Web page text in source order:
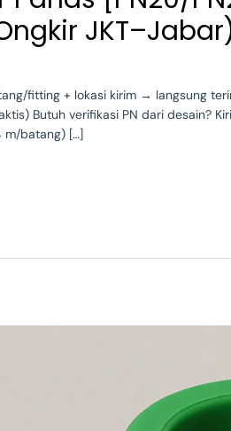
fitting + lokasi kirim → langsung
Butuh verifikasi PN dari desain?
m/batang) […]